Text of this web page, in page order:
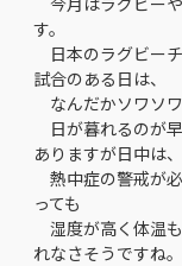
す。
日本のラグビー
試合のある日は、
なんだかソワソワ
日が暮れるのが
ありますが日中は、
熱中症の警戒が
っても
湿度が高く体温
れなさそうですね。